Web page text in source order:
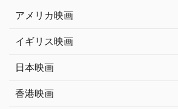
アメリカ映画
イギリス映画
日本映画
香港映画